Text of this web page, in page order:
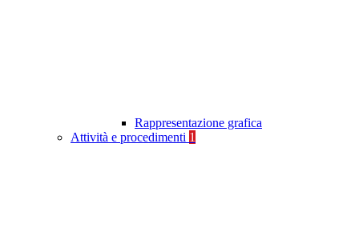
Rappresentazione grafica
Attività e procedimenti 1